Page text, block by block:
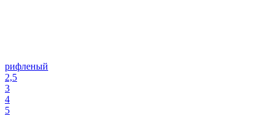
рифленый
2,5
3
4
5